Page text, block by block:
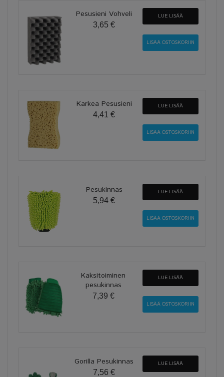
Pesusieni Vohveli
3,65 €
LUE LISÄÄ
Karkea Pesusieni
4,41 €
LUE LISÄÄ
Pesukinnas
5,94 €
LUE LISÄÄ
Kaksitoiminen
pesukinnas
7,39 €
LUE LISÄÄ
Gorilla Pesukinnas
7,56 €
LUE LISÄÄ